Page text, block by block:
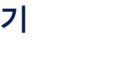
기반 성장 엔진